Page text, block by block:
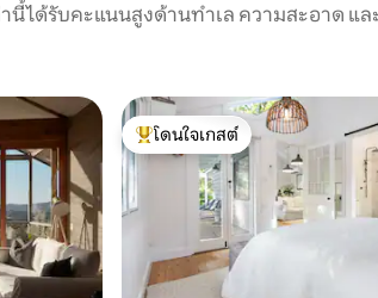
นี้ได้รับคะแนนสูงด้านทำเล ความสะอาด แล
โดนใจเกสต์ที่สุด
โดนใจเกสต์